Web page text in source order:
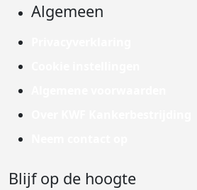
Algemeen
Blijf op de hoogte